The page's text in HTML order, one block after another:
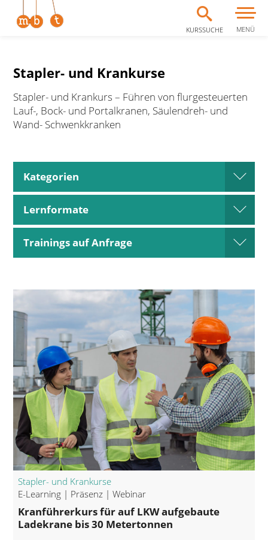
KURSSUCHE MENÜ
Stapler- und Krankurse
Stapler- und Krankurs – Führen von flurgesteuerten
Lauf-, Bock- und Portalkranen, Säulendreh- und
Wand- Schwenkkranken
Kategorien
open
Lernformate
open
Trainings auf Anfrage
open
Stapler- und Krankurse
E-Learning | Präsenz | Webinar
Kranführerkurs für auf LKW aufgebaute
Ladekrane bis 30 Metertonnen